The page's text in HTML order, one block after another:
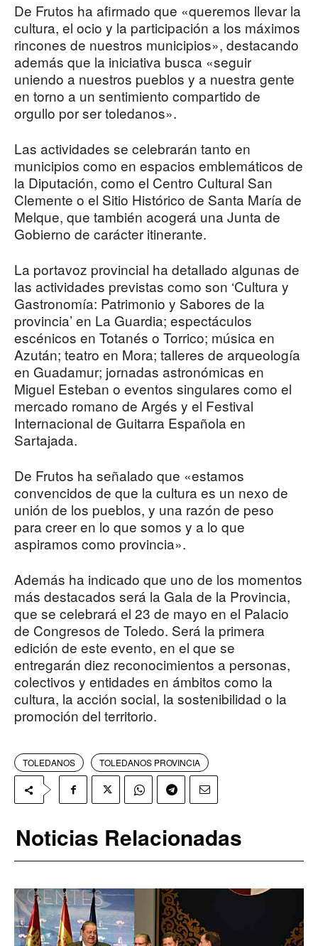
De Frutos ha afirmado que «queremos llevar la
cultura, el ocio y la participación a los máximos
rincones de nuestros municipios», destacando
además que la iniciativa busca «seguir
uniendo a nuestros pueblos y a nuestra gente
en torno a un sentimiento compartido de
orgullo por ser toledanos».
Las actividades se celebrarán tanto en
municipios como en espacios emblemáticos de
la Diputación, como el Centro Cultural San
Clemente o el Sitio Histórico de Santa María de
Melque, que también acogerá una Junta de
Gobierno de carácter itinerante.
La portavoz provincial ha detallado algunas de
las actividades previstas como son ‘Cultura y
Gastronomía: Patrimonio y Sabores de la
provincia’ en La Guardia; espectáculos
escénicos en Totanés o Torrico; música en
Azután; teatro en Mora; talleres de arqueología
en Guadamur; jornadas astronómicas en
Miguel Esteban o eventos singulares como el
mercado romano de Argés y el Festival
Internacional de Guitarra Española en
Sartajada.
De Frutos ha señalado que «estamos
convencidos de que la cultura es un nexo de
unión de los pueblos, y una razón de peso
para creer en lo que somos y a lo que
aspiramos como provincia».
Además ha indicado que uno de los momentos
más destacados será la Gala de la Provincia,
que se celebrará el 23 de mayo en el Palacio
de Congresos de Toledo. Será la primera
edición de este evento, en el que se
entregarán diez reconocimientos a personas,
colectivos y entidades en ámbitos como la
cultura, la acción social, la sostenibilidad o la
promoción del territorio.
TOLEDANOS TOLEDANOS PROVINCIA
Noticias Relacionadas